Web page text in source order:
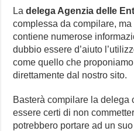
Ladelega Agenzia delle
complessa da compilare,
contiene numerose
dubbio essere d’aiuto
come quello che
direttamente dal nostro sito.
Basterà compilare la delega
essere certi di non
potrebbero portare ad un